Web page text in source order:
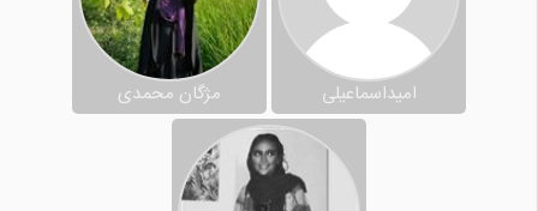
امیداسماعیلی مژگان محمدی